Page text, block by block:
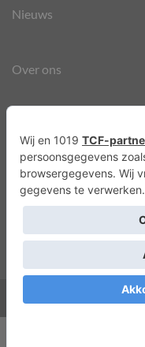
Nieuws
Over ons
Privacyverklaring
Cookies